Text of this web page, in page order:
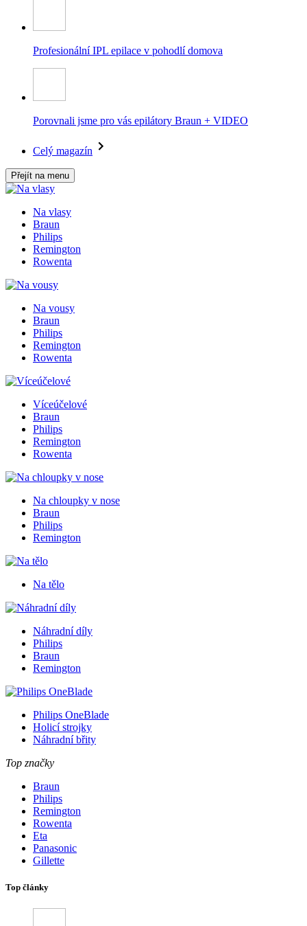
Profesionální IPL epilace v pohodlí domova
Porovnali jsme pro vás epilátory Braun + VIDEO
Celý magazín
Přejít na menu
Na vlasy
Braun
Philips
Remington
Rowenta
Na vousy
Braun
Philips
Remington
Rowenta
Víceúčelové
Braun
Philips
Remington
Rowenta
Na chloupky v nose
Braun
Philips
Remington
Na tělo
Náhradní díly
Philips
Braun
Remington
Philips OneBlade
Holicí strojky
Náhradní břity
Top značky
Braun
Philips
Remington
Rowenta
Eta
Panasonic
Gillette
Top články